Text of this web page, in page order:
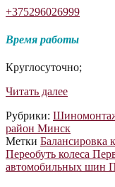
+375296026999
Время работы
Круглосуточно;
Читать далее
часа
Рубрики:
район Минск
Метки Балансировка
Переобуть колеса
автомобильных шин